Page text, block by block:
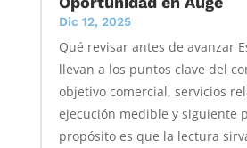
Dic 12, 2025
Qué revisar antes de avanzar
llevan a los puntos clave del
objetivo comercial, servicios
ejecución medible y siguiente
propósito es que la lectura